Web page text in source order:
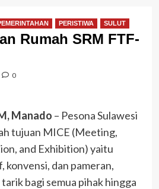
PERISTIWA SULUT
Rumah SRM FTF-
0
Manado – Pesona Sulawesi
tujuan MICE (Meeting,
and Exhibition) yaitu
konvensi, dan pameran,
bagi semua pihak hingga